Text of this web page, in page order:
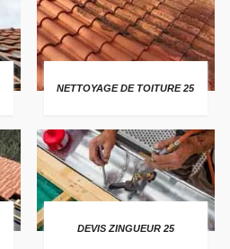
NETTOYAGE DE TOITURE 25
DEVIS ZINGUEUR 25